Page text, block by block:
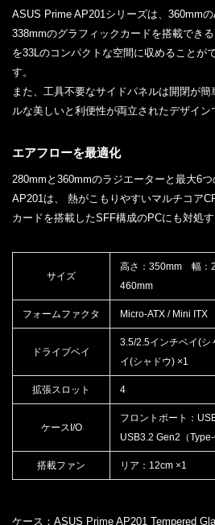
ASUS Prime AP201シリーズは、360mm
338mmのグラフィックカードを搭載でき
を33Lのコンパクトな空間に収めることが
す。
また、工具不要なサイドパネルは開閉が
ルな美しいと利便性が両立されたデザイン
エアフローを最適化
280mmと360mmのラジエーターと最大6
AP201は、 熱がこもりやすいマルチコア
カードを搭載したSFF構成のPCにも対処す
サイズ
高さ：350mm 幅：
460mm
フォームファクタ Micro-ATX / Mini ITX
ドライブベイ
3.5/2.5インチベイ(シ
イ(シャドウ) ×1
拡張スロット 4
ケースI/O
フロントポート：
USB3.2 Gen2（
搭載ファン リア：12cm ×1
ケース：ASUS Prime AP201 Tempered